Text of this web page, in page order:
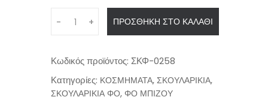
n
i
t
- + ΠΡΟΣΘΉΚΗ ΣΤΟ ΚΑΛΆΘΙ
Κωδικός προϊόντος: ΣΚΦ-0258
Κατηγορίες: ΚΟΣΜΗΜΑΤΑ, ΣΚΟΥΛΑΡΙΚΙΑ,
ΣΚΟΥΛΑΡΙΚΙΑ ΦΟ, ΦΟ ΜΠΙΖΟΥ